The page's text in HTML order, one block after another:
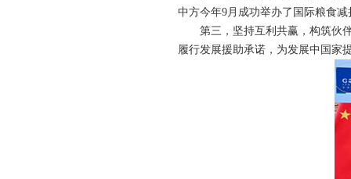
中方今年9月成功举办了国际粮食
第三，坚持互利共赢，构筑伙伴
履行发展援助承诺，为发展中国家